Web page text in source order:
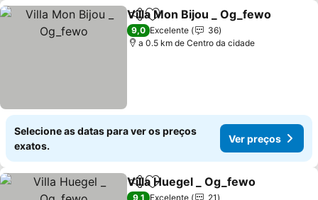
PartilharAdicionar aos favoritos
Villa Mon Bijou _ Og_fewo
9,0 Excelente
36
a 0.5 km de Centro da cidade
Selecione as datas para ver os preços
exatos.
Ver preços
PartilharAdicionar aos favoritos
Villa Huegel _ Og_fewo
9,1 Excelente
21